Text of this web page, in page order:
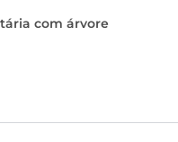
com árvore